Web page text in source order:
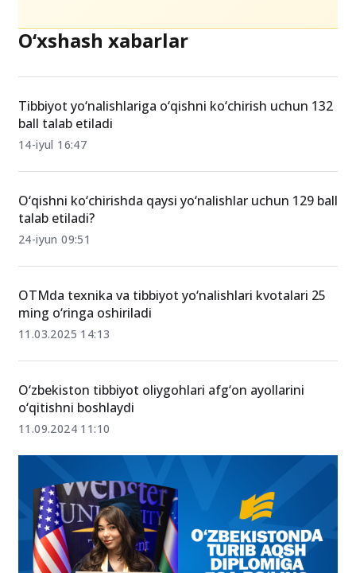
O‘xshash xabarlar
Tibbiyot yo‘nalishlariga o‘qishni ko‘chirish uchun 132
ball talab etiladi
14-iyul 16:47
O‘qishni ko‘chirishda qaysi yo‘nalishlar uchun 129 ball
talab etiladi?
24-iyun 09:51
OTMda texnika va tibbiyot yo‘nalishlari kvotalari 25
ming o‘ringa oshiriladi
11.03.2025 14:13
O‘zbekiston tibbiyot oliygohlari afg‘on ayollarini
o‘qitishni boshlaydi
11.09.2024 11:10